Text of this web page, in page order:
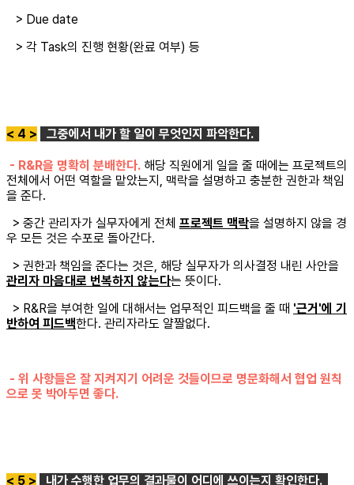
> Due date
> 각 Task의 진행 현황(완료 여부) 등
< 4 > 그중에서 내가 할 일이 무엇인지 파악한다.
- R&R을 명확히 분배한다. 해당 직원에게 일을 줄 때에는 프로젝트의
전체에서 어떤 역할을 맡았는지, 맥락을 설명하고 충분한 권한과 책임
을 준다.
> 중간 관리자가 실무자에게 전체 프로젝트 맥락을 설명하지 않을 경
우 모든 것은 수포로 돌아간다.
> 권한과 책임을 준다는 것은, 해당 실무자가 의사결정 내린 사안을
관리자 마음대로 번복하지 않는다는 뜻이다.
> R&R을 부여한 일에 대해서는 업무적인 피드백을 줄 때 '근거'에 기
반하여 피드백한다. 관리자라도 얄짤없다.
- 위 사항들은 잘 지켜지기 어려운 것들이므로 명문화해서 협업 원칙
으로 못 박아두면 좋다.
< 5 > 내가 수행한 업무의 결과물이 어디에 쓰이는지 확인한다.